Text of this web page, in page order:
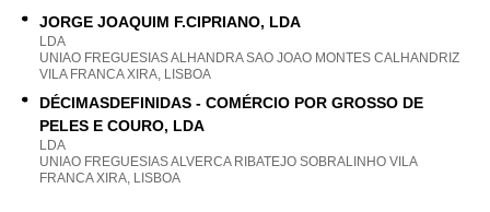
JORGE JOAQUIM F.CIPRIANO, LDA
LDA
UNIAO FREGUESIAS ALHANDRA SAO JOAO MONTES CALHANDRIZ
VILA FRANCA XIRA, LISBOA
DÉCIMASDEFINIDAS - COMÉRCIO POR GROSSO DE
PELES E COURO, LDA
LDA
UNIAO FREGUESIAS ALVERCA RIBATEJO SOBRALINHO VILA
FRANCA XIRA, LISBOA